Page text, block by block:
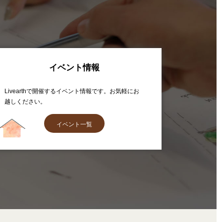
イベント情報
Livearthで開催するイベント情報です。お気軽にお
越しください。
イベント一覧